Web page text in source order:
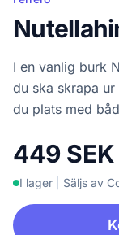
I en vanlig burk
du ska skrapa
du plats med
449 SEK
I lager Säljs av